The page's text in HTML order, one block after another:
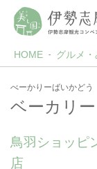
HOME グルメ
べーかりーばいかどう
ベーカリ
鳥羽ショッピ
店